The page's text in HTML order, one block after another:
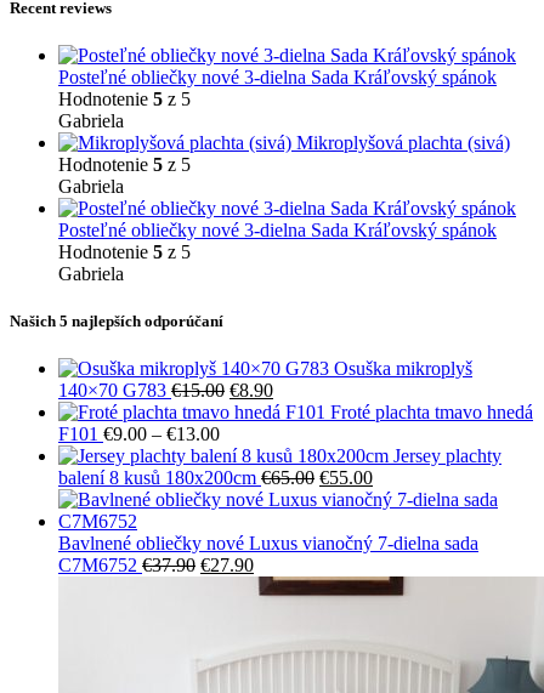
Recent reviews
Posteľné obliečky nové 3-dielna Sada Kráľovský spánok
Hodnotenie 5 z 5
Gabriela
Mikroplyšová plachta (sivá)
Hodnotenie 5 z 5
Gabriela
Posteľné obliečky nové 3-dielna Sada Kráľovský spánok
Hodnotenie 5 z 5
Gabriela
Našich 5 najlepších odporúčaní
Osuška mikroplyš
140×70 G783 €15.00 Pôvodná
cena
€15.00.
€8.90Aktuálna
cena
€8.90.
Froté plachta tmavo hnedá
F101 €9.00 – €13.00Price
range:
€9.00
through
Jersey plachty
balení 8 kusů 180x200cm €65.00 Pôvodná
cena
€65.00.
€55.00Aktuálna
cena
€55.00.
Bavlnené obliečky nové Luxus vianočný 7-dielna sada
C7M6752 €37.90 Pôvodná
€27.90Aktuálna
cena